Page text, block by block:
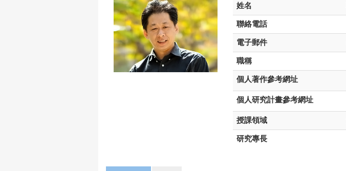
姓名
聯絡電話
電子郵件
職稱
個人著作參考網址
個人研究計畫參考網址
授課領域
研究專長